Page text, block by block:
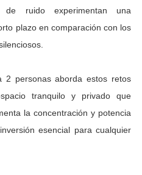
ruido experimentan una
plazo en comparación con los
2 personas aborda estos retos
tranquilo y privado que
la concentración y potencia
esencial para cualquier